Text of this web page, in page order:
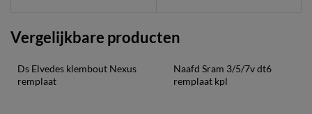
Vergelijkbare producten
Ds Elvedes klembout Nexus
remplaat
Naafd Sram 3/5/7v dt6
remplaat kpl